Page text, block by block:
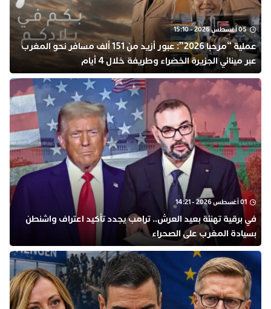
05 أغسطس 2026 - 15:10
عملية “مرحبا 2026”: عبور أزيد من 151 ألف مسافر نحو المغرب
عبر مينائي الجزيرة الخضراء وطريفة خلال 4 أيام
01 أغسطس 2026 - 14:21
في برقية تهنئة بعيد العرش.. ترامب يجدد تأكيد اعتراف واشنطن
بسيادة المغرب على الصحراء